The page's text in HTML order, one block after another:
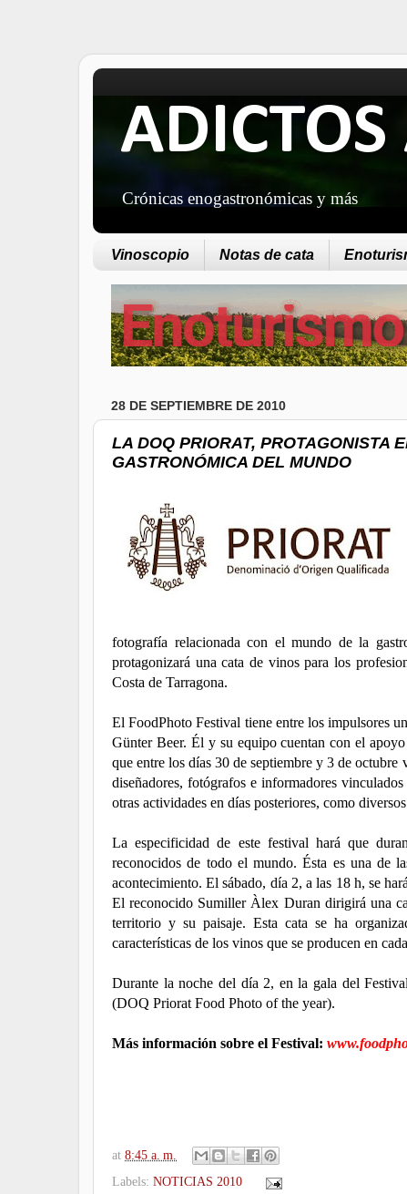
Crónicas enogastronómicas y más
Vinoscopio Notas de cata
28 DE SEPTIEMBRE DE 2010
LA DOQ PRIORAT, PROTAGONISTA
GASTRONÓMICA DEL MUNDO
fotografía relacionada con el mundo de la
protagonizará una cata de vinos para los
Costa de Tarragona.
El FoodPhoto Festival tiene entre los impulsores
Günter Beer. Él y su equipo cuentan con el
que entre los días 30 de septiembre y 3 de
diseñadores, fotógrafos e informadores
otras actividades en días posteriores, como
La especificidad de este festival hará que
reconocidos de todo el mundo. Ésta es una de
acontecimiento. El sábado, día 2, a las 18 h, se
El reconocido Sumiller Àlex Duran dirigirá una
territorio y su paisaje. Esta cata se ha
características de los vinos que se producen en
Durante la noche del día 2, en la gala del
(DOQ Priorat Food Photo of the year).
Más información sobre el Festival:
at 8:45 a. m.
Labels: NOTICIAS 2010